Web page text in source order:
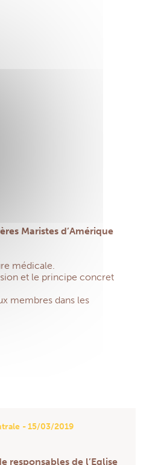
Maristes d’Amérique
médicale.
et le principe concret
membres dans les
- 15/03/2019
responsables de l’Eglise